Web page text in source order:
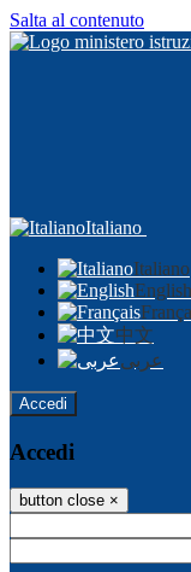
Salta al contenuto
Italiano
Italiano
English
中文
عربى
Accedi
Accedi
button close ×